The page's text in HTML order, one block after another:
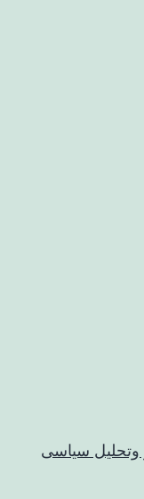
وتحلیل سیاسی